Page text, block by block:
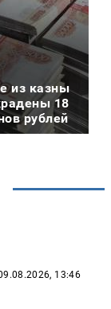
из казны
18
рублей
13:46